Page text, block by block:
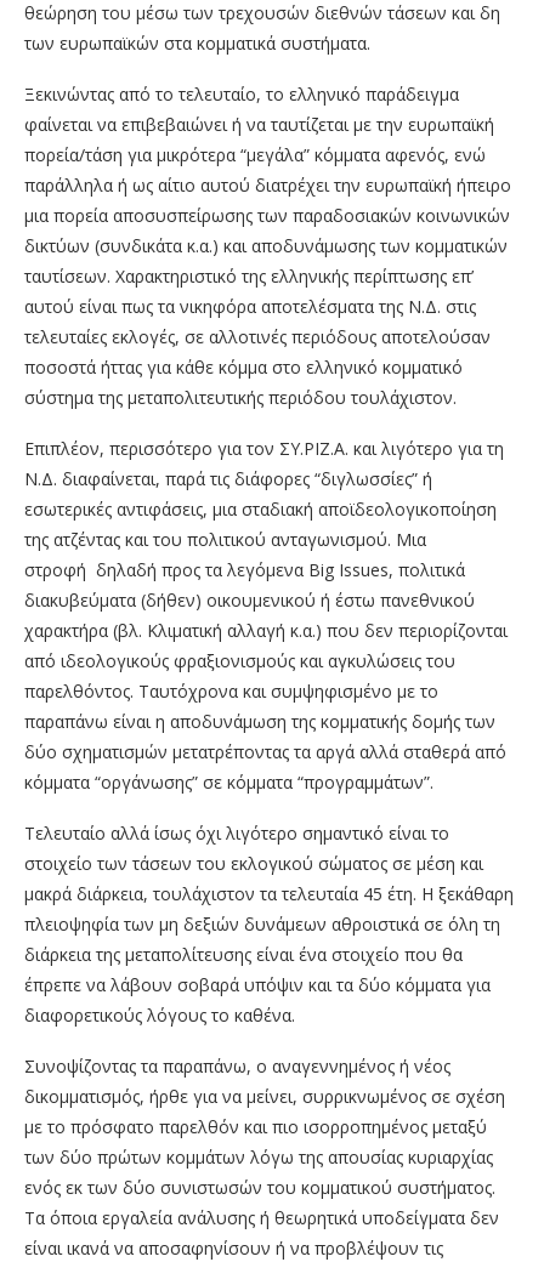
θεώρηση του μέσω των τρεχουσών διεθνών τάσεων και δη
των ευρωπαϊκών στα κομματικά συστήματα.
Ξεκινώντας από το τελευταίο, το ελληνικό παράδειγμα
φαίνεται να επιβεβαιώνει ή να ταυτίζεται με την ευρωπαϊκή
πορεία/τάση για μικρότερα “μεγάλα” κόμματα αφενός, ενώ
παράλληλα ή ως αίτιο αυτού διατρέχει την ευρωπαϊκή ήπειρο
μια πορεία αποσυσπείρωσης των παραδοσιακών κοινωνικών
δικτύων (συνδικάτα κ.α.) και αποδυνάμωσης των κομματικών
ταυτίσεων. Χαρακτηριστικό της ελληνικής περίπτωσης επ’
αυτού είναι πως τα νικηφόρα αποτελέσματα της Ν.Δ. στις
τελευταίες εκλογές, σε αλλοτινές περιόδους αποτελούσαν
ποσοστά ήττας για κάθε κόμμα στο ελληνικό κομματικό
σύστημα της μεταπολιτευτικής περιόδου τουλάχιστον.
Επιπλέον, περισσότερο για τον ΣΥ.ΡΙΖ.Α. και λιγότερο για τη
Ν.Δ. διαφαίνεται, παρά τις διάφορες “διγλωσσίες” ή
εσωτερικές αντιφάσεις, μια σταδιακή αποϊδεολογικοποίηση
της ατζέντας και του πολιτικού ανταγωνισμού. Μια
στροφή δηλαδή προς τα λεγόμενα Big Issues, πολιτικά
διακυβεύματα (δήθεν) οικουμενικού ή έστω πανεθνικού
χαρακτήρα (βλ. Κλιματική αλλαγή κ.α.) που δεν περιορίζονται
από ιδεολογικούς φραξιονισμούς και αγκυλώσεις του
παρελθόντος. Ταυτόχρονα και συμψηφισμένο με το
παραπάνω είναι η αποδυνάμωση της κομματικής δομής των
δύο σχηματισμών μετατρέποντας τα αργά αλλά σταθερά από
κόμματα “οργάνωσης” σε κόμματα “προγραμμάτων”.
Τελευταίο αλλά ίσως όχι λιγότερο σημαντικό είναι το
στοιχείο των τάσεων του εκλογικού σώματος σε μέση και
μακρά διάρκεια, τουλάχιστον τα τελευταία 45 έτη. Η ξεκάθαρη
πλειοψηφία των μη δεξιών δυνάμεων αθροιστικά σε όλη τη
διάρκεια της μεταπολίτευσης είναι ένα στοιχείο που θα
έπρεπε να λάβουν σοβαρά υπόψιν και τα δύο κόμματα για
διαφορετικούς λόγους το καθένα.
Συνοψίζοντας τα παραπάνω, ο αναγεννημένος ή νέος
δικομματισμός, ήρθε για να μείνει, συρρικνωμένος σε σχέση
με το πρόσφατο παρελθόν και πιο ισορροπημένος μεταξύ
των δύο πρώτων κομμάτων λόγω της απουσίας κυριαρχίας
ενός εκ των δύο συνιστωσών του κομματικού συστήματος.
Τα όποια εργαλεία ανάλυσης ή θεωρητικά υποδείγματα δεν
είναι ικανά να αποσαφηνίσουν ή να προβλέψουν τις